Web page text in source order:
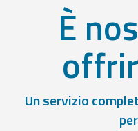
È
Un servizio